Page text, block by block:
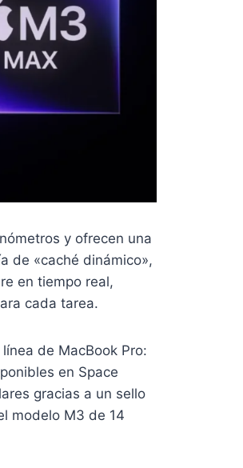
y ofrecen una
de «caché dinámico»,
en tiempo real,
cada tarea.
de MacBook Pro:
en Space
gracias a un sello
modelo M3 de 14